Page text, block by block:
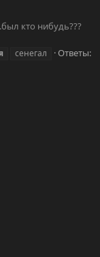
кто нибудь???
сенегал
Ответы: